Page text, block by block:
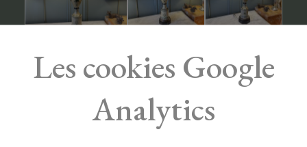
Les cookies Google
Analytics